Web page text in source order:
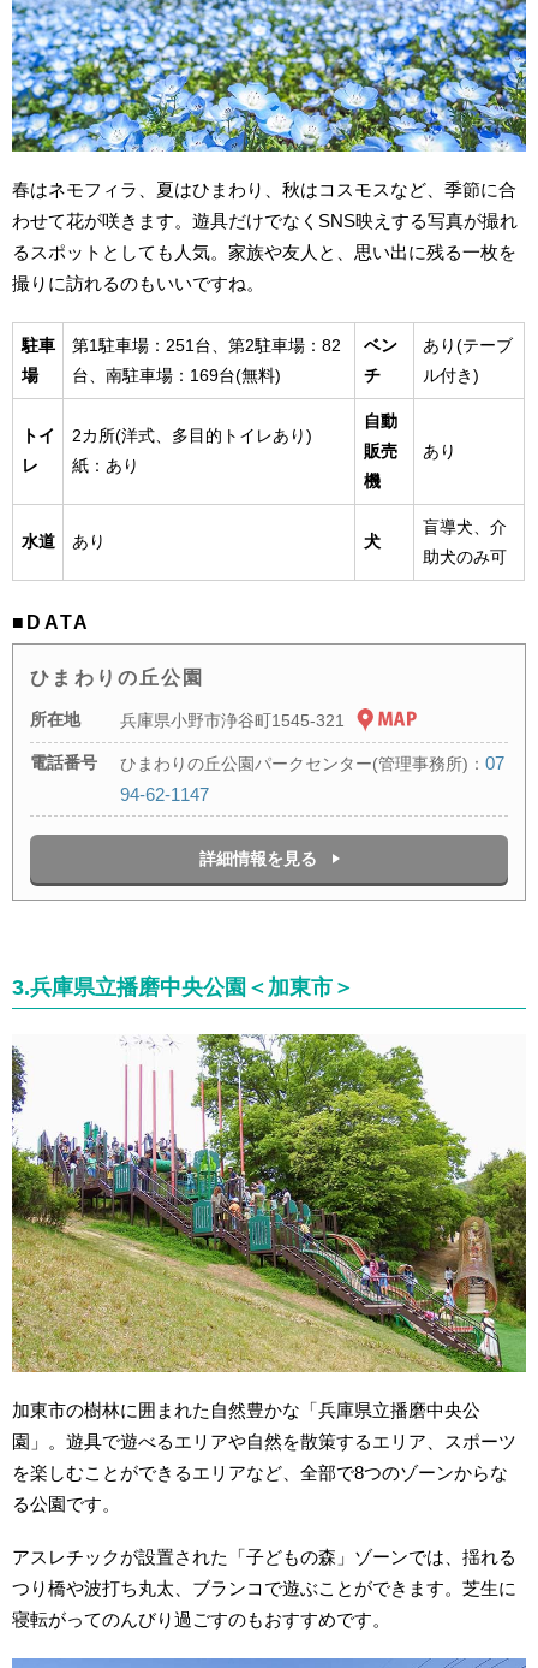
春はネモフィラ、夏はひまわり、秋はコスモスなど、季節に合
わせて花が咲きます。遊具だけでなくSNS映えする写真が撮れ
るスポットとしても人気。家族や友人と、思い出に残る一枚を
撮りに訪れるのもいいですね。
駐車
場
第1駐車場：251台、第2駐車場：82
台、南駐車場：169台(無料)
ベン
チ
あり(テーブ
ル付き)
トイ
レ
2カ所(洋式、多目的トイレあり)
紙：あり
自動
販売
機
あり
水道 あり 犬
盲導犬、介
助犬のみ可
■DATA
ひまわりの丘公園
所在地 兵庫県小野市浄谷町1545-321
電話番号 ひまわりの丘公園パークセンター(管理事務所)：07
94-62-1147
詳細情報を見る
3.兵庫県立播磨中央公園＜加東市＞
加東市の樹林に囲まれた自然豊かな「兵庫県立播磨中央公
園」。遊具で遊べるエリアや自然を散策するエリア、スポーツ
を楽しむことができるエリアなど、全部で8つのゾーンからな
る公園です。
アスレチックが設置された「子どもの森」ゾーンでは、揺れる
つり橋や波打ち丸太、ブランコで遊ぶことができます。芝生に
寝転がってのんびり過ごすのもおすすめです。